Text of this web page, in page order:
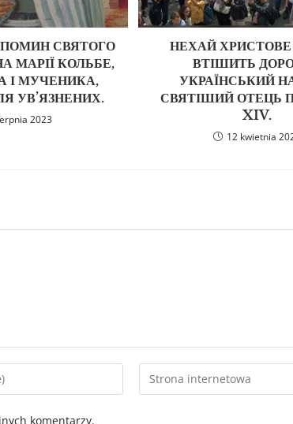
СВЯТОГО
МАРІЇ КОЛЬБЕ,
І МУЧЕНИКА,
УВ’ЯЗНЕНИХ.
2023
НЕХАЙ ХРИСТОВЕ
ВТІШИТЬ
УКРАЇНСЬКИЙ
СВЯТІШИЙ ОТЕЦЬ
XIV.
12 kwietnia
komentarzy.